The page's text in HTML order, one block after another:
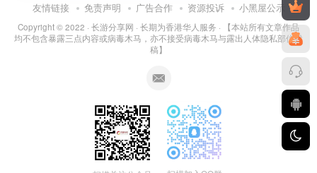
友情链接 免责声明 广告合作 资源投诉 小黑屋公示
Copyright © 2022 · 长游分享网 · 长期为香港华人服务 · 【本站所有文章作品
均不包含暴露三点内容或病毒木马，亦不接受病毒木马与露出人体隐私部位投
稿】